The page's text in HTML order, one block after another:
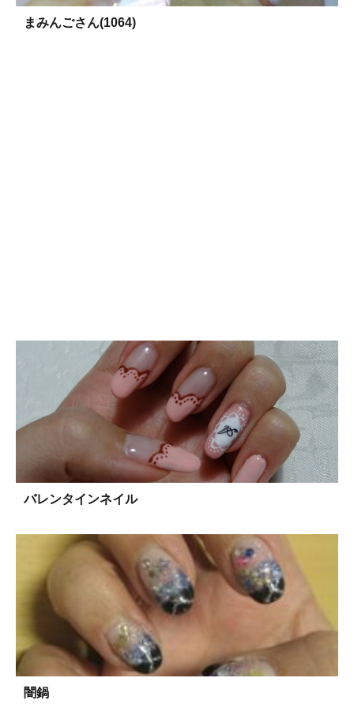
まみんごさん(1064)
バレンタインネイル
闇鍋